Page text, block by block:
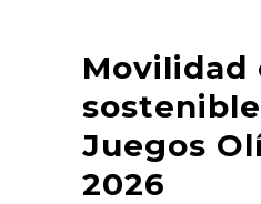
Movilidad
Juegos
2026